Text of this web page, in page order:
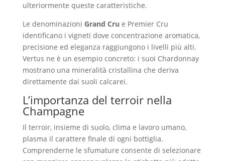
ulteriormente queste caratteristiche.
Le denominazioni Grand Cru e Premier Cru
identificano i vigneti dove concentrazione aromatica,
precisione ed eleganza raggiungono i livelli più alti.
Vertus ne è un esempio concreto: i suoi Chardonnay
mostrano una mineralità cristallina che deriva
direttamente dai suoli calcarei.
L’importanza del terroir nella
Champagne
Il terroir, insieme di suolo, clima e lavoro umano,
plasma il carattere finale di ogni bottiglia.
Comprenderne le sfumature consente di selezionare